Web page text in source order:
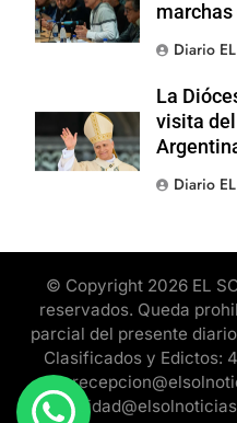
Diario
La
visita del
Diario
© Copyright 2026 EL
reservados. Queda
parcial del presente
Clasificados y Edictos: